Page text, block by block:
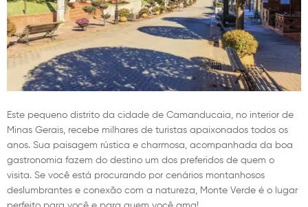
Este pequeno distrito da cidade de Camanducaia, no interior de
Minas Gerais, recebe milhares de turistas apaixonados todos os
anos. Sua paisagem rústica e charmosa, acompanhada da boa
gastronomia fazem do destino um dos preferidos de quem o
visita. Se você está procurando por cenários montanhosos
deslumbrantes e conexão com a natureza, Monte Verde é o lugar